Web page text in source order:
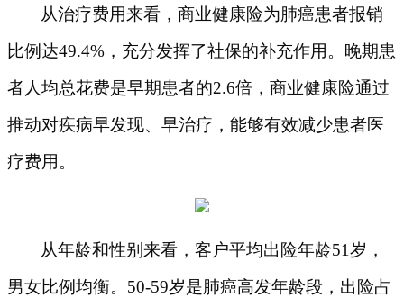
从治疗费用来看，商业健康险为肺癌患者报销
比例达49.4%，充分发挥了社保的补充作用。晚期患
者人均总花费是早期患者的2.6倍，商业健康险通过
推动对疾病早发现、早治疗，能够有效减少患者医
疗费用。
从年龄和性别来看，客户平均出险年龄51岁，
男女比例均衡。50-59岁是肺癌高发年龄段，出险占